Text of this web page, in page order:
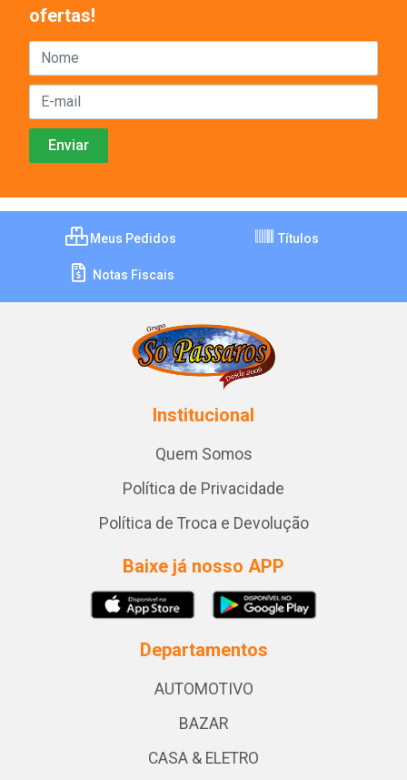
ofertas!
Meus Pedidos Títulos
Notas Fiscais
Institucional
Quem Somos
Política de Privacidade
Política de Troca e Devolução
Baixe já nosso APP
Departamentos
AUTOMOTIVO
BAZAR
CASA & ELETRO